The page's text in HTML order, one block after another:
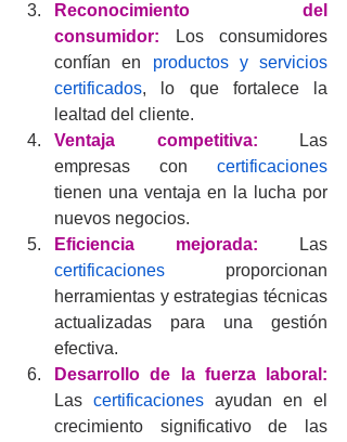
Reconocimiento del
consumidor:
Los consumidores
confían en productos y servicios
certificados, lo que fortalece la
lealtad del cliente.
Ventaja competitiva: Las
empresas con certificaciones
tienen una ventaja en la lucha por
nuevos negocios.
Eficiencia mejorada:
certificaciones proporcionan
herramientas y estrategias técnicas
actualizadas para una gestión
efectiva.
Desarrollo de la fuerza laboral:
Las certificaciones ayudan en el
crecimiento significativo de las